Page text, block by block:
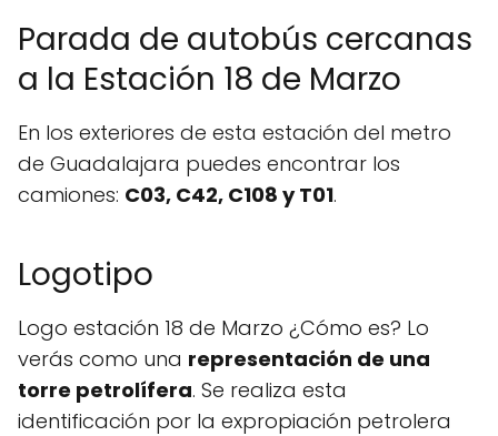
Parada de autobús cercanas
a la Estación 18 de Marzo
En los exteriores de esta estación del metro
de Guadalajara puedes encontrar los
camiones: C03, C42, C108 y T01.
Logotipo
Logo estación 18 de Marzo ¿Cómo es? Lo
verás como una representación de una
torre petrolífera. Se realiza esta
identificación por la expropiación petrolera